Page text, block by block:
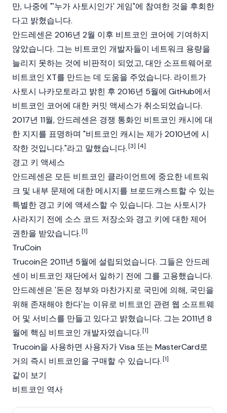
만, 나중에 "'누가 사토시인가' 게임"에 참여한 것을 후회한
다고 밝혔습니다.
안드레센은 2016년 2월 이후 비트코인 코어에 기여하지
않았습니다. 그는 비트코인 개발자들이 네트워크 용량을
늘리지 못하는 것에 비판적이 되었고, 대안 소프트웨어로
비트코인 XT를 만드는 데 도움을 주었습니다. 라이트가
사토시 나카모토라고 밝힌 후 2016년 5월에 GitHub에서
비트코인 코어에 대한 커밋 액세스가 취소되었습니다.
2017년 11월, 안드레센은 경쟁 통화인 비트코인 캐시에 대
한 지지를 표명하며 "비트코인 캐시는 제가 2010년에 시
작한 것입니다."라고 말했습니다.[3] [4]
경고 키 액세스
안드레센은 모든 비트코인 클라이언트에 중요한 네트워
크 및 내부 문제에 대한 메시지를 브로드캐스트할 수 있는
특별한 경고 키에 액세스할 수 있습니다. 그는 사토시가
사라지기 전에 소스 코드 저장소와 경고 키에 대한 제어
권한을 받았습니다.[1]
TruCoin
Trucoin은 2011년 5월에 설립되었습니다. 그들은 안드레
센이 비트코인 재단에서 일하기 전에 그를 고용했습니다.
안드레센은 '돈은 정부와 마찬가지로 국민에 의해, 국민을
위해 존재해야 한다'는 이유로 비트코인 관련 웹 소프트웨
어 및 서비스를 만들고 있다고 밝혔습니다. 그는 2011년 8
월에 핵심 비트코인 개발자였습니다.[1]
Trucoin을 사용하면 사용자가 Visa 또는 MasterCard로
거의 즉시 비트코인을 구매할 수 있습니다.[1]
같이 보기
비트코인 역사